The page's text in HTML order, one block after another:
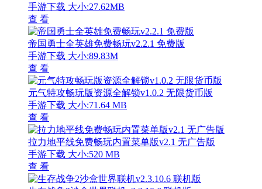
手游下载 大小:27.62MB
查 看
帝国勇士全英雄免费畅玩v2.2.1 免费版
手游下载 大小:89.83M
查 看
元气特攻畅玩版资源全解锁v1.0.2 无限货币版
手游下载 大小:71.64 MB
查 看
拉力地平线免费畅玩内置菜单版v2.1 无广告版
手游下载 大小:520 MB
查 看